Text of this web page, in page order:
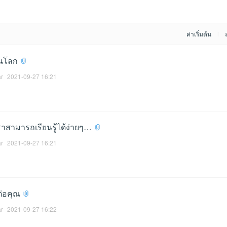
ค่าเริ่มต้น
โลก
2021-09-27 16:21
สามารถเรียนรู้ได้ง่ายๆ…
2021-09-27 16:21
อคุณ
2021-09-27 16:22